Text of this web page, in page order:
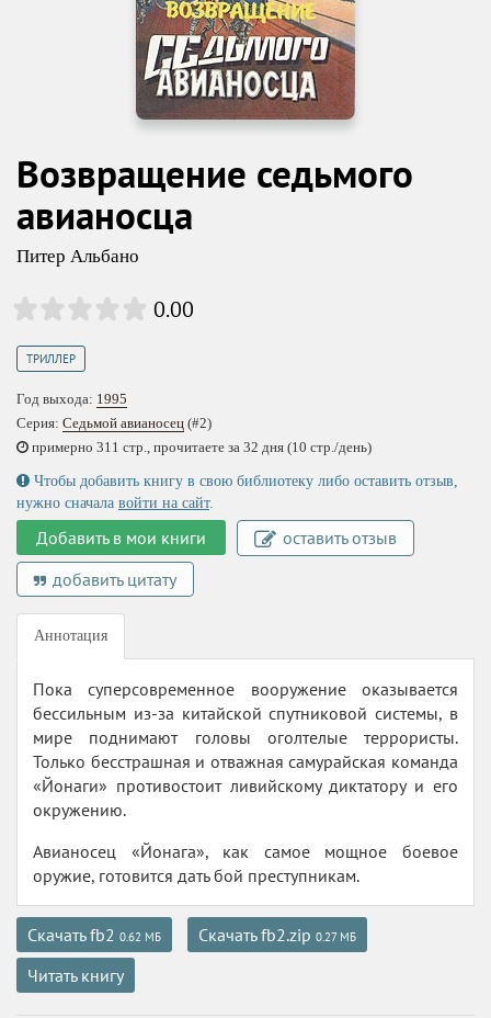
Возвращение седьмого
авианосца
Питер Альбано
0.00
ТРИЛЛЕР
Год выхода: 1995
Серия: Седьмой авианосец (#2)
примерно 311 стр., прочитаете за 32 дня (10 стр./день)
Чтобы добавить книгу в свою библиотеку либо оставить отзыв,
нужно сначала войти на сайт.
Добавить в мои книги
оставить отзыв
добавить цитату
Аннотация
Пока суперсовременное вооружение оказывается
бессильным из-за китайской спутниковой системы, в
мире поднимают головы оголтелые террористы.
Только бесстрашная и отважная самурайская команда
«Йонаги» противостоит ливийскому диктатору и его
окружению.
Авианосец «Йонага», как самое мощное боевое
оружие, готовится дать бой преступникам.
Скачать fb2 0.62 МБ Скачать fb2.zip 0.27 МБ
Читать книгу